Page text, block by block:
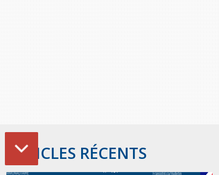
ARTICLES RÉCENTS